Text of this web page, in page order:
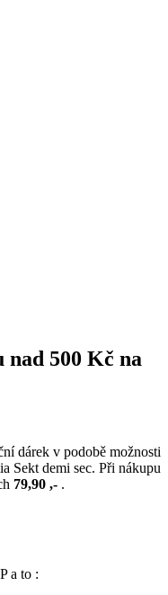
500 Kč na
dárek v podobě možnosti
Sekt demi sec. Při nákupu
79,90 ,- .
a to :